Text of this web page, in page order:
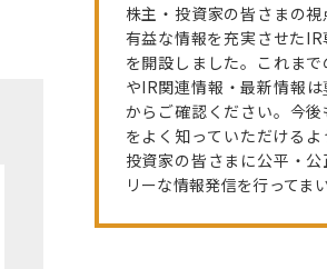
株主・投資家の皆さまの視
有益な情報を充実させたIR
を開設しました。これまで
やIR関連情報・最新情報は
からご確認ください。今
をよく知っていただけるよ
投資家の皆さまに公平・公
リーな情報発信を行ってま